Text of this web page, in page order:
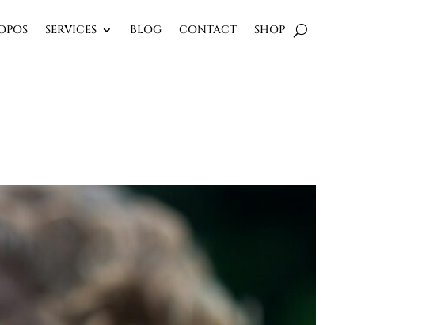
SERVICES BLOG CONTACT SHOP